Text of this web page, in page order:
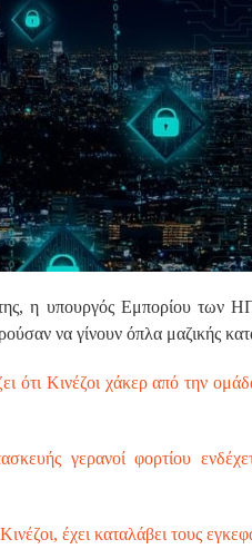
η υπουργός Εμπορίου των
να γίνουν όπλα μαζικής
ότι Κινέζοι χάκερ από την
γερανοί φορτίου
έχει καταλάβει τους